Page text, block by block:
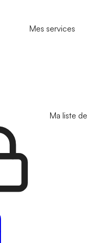
Mes services
Ma liste de